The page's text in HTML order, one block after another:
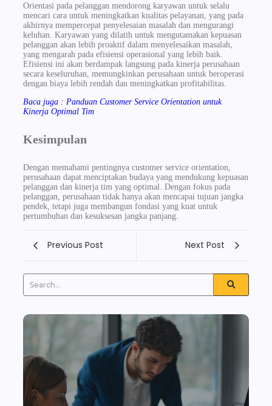
Orientasi pada pelanggan mendorong karyawan untuk selalu
mencari cara untuk meningkatkan kualitas pelayanan, yang pada
akhirnya mempercepat penyelesaian masalah dan mengurangi
keluhan. Karyawan yang dilatih untuk mengutamakan kepuasan
pelanggan akan lebih proaktif dalam menyelesaikan masalah,
yang mengarah pada efisiensi operasional yang lebih baik.
Efisiensi ini akan berdampak langsung pada kinerja perusahaan
secara keseluruhan, memungkinkan perusahaan untuk beroperasi
dengan biaya lebih rendah dan meningkatkan profitabilitas.
Baca juga : Panduan Customer Service Orientation untuk
Kinerja Optimal Tim
Kesimpulan
Dengan memahami pentingnya customer service orientation,
perusahaan dapat menciptakan budaya yang mendukung kepuasan
pelanggan dan kinerja tim yang optimal. Dengan fokus pada
pelanggan, perusahaan tidak hanya akan mencapai tujuan jangka
pendek, tetapi juga membangun fondasi yang kuat untuk
pertumbuhan dan kesuksesan jangka panjang.
Previous Post Next Post